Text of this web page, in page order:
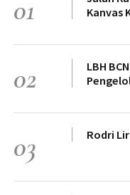
01
Kanvas
02
LBH
03 Rodri